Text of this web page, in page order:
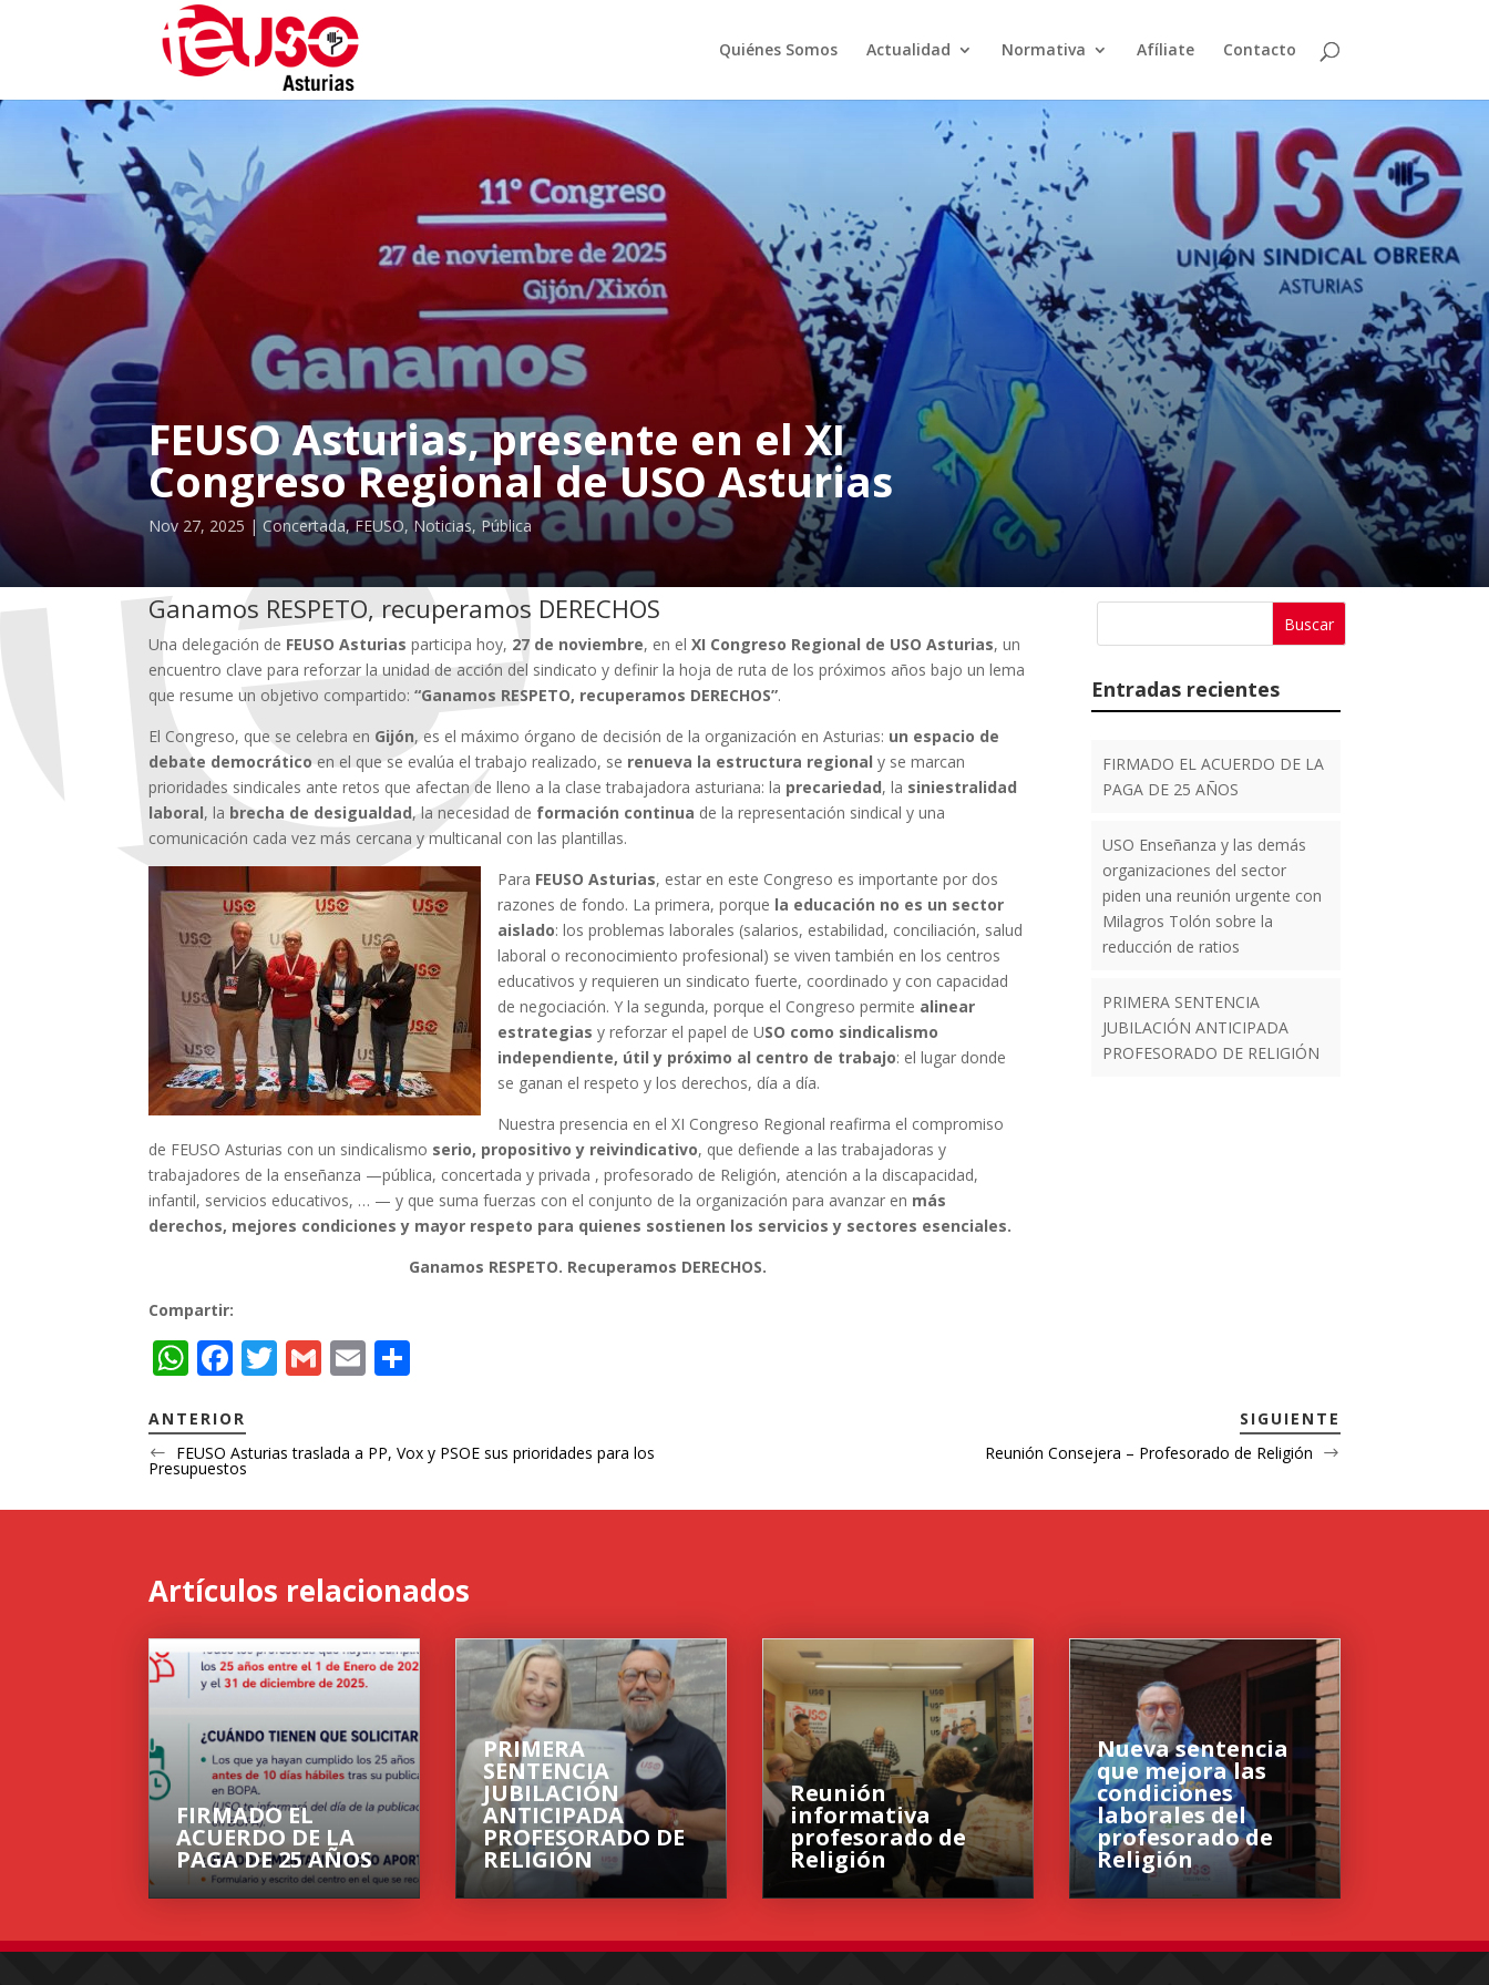
Quiénes Somos Actualidad Normativa Afíliate Contacto
FEUSO Asturias, presente en el XI
Congreso Regional de USO Asturias
Nov 27, 2025 Concertada,FEUSO,Noticias, Pública
Ganamos RESPETO, recuperamos DERECHOS
Una delegación de FEUSO Asturias participa hoy, 27 de noviembre, en elXI Congreso Regional de USO Asturias, un
encuentro clave para reforzar la unidad de acción del sindicato y definir la hoja de ruta de los próximos años bajo un lema
que resume un objetivo compartido:“Ganamos RESPETO, recuperamos DERECHOS”.
El Congreso, que se celebra en Gijón, es el máximo órgano de decisión de la organización en Asturias: un espacio de
debate democrático en el que se evalúa el trabajo realizado, se renueva la estructura regional y se marcan
prioridades sindicales ante retos que afectan de lleno a la clase trabajadora asturiana: la precariedad, la siniestralidad
laboral, la brecha de desigualdad, la necesidad de formación continua de la representación sindical y una
comunicación cada vez más cercana y multicanal con las plantillas.
Para FEUSO Asturias, estar en este Congreso es importante por dos
razones de fondo. La primera, porque la educación no es un sector
aislado: los problemas laborales (salarios, estabilidad, conciliación, salud
laboral o reconocimiento profesional) se viven también en los centros
educativos y requieren un sindicato fuerte, coordinado y con capacidad
de negociación. Y la segunda, porque el Congreso permite alinear
estrategias y reforzar el papel de USO como sindicalismo
independiente, útil y próximo al centro de trabajo: el lugar donde
se ganan el respeto y los derechos, día a día.
Nuestra presencia en el XI Congreso Regional reafirma el compromiso
de FEUSO Asturias con un sindicalismo serio, propositivo y reivindicativo, que defiende a las trabajadoras y
trabajadores de la enseñanza —pública, concertada y privada , profesorado de Religión, atención a la discapacidad,
infantil, servicios educativos, … — y que suma fuerzas con el conjunto de la organización para avanzar en más
derechos, mejores condiciones y mayor respeto para quienes sostienen los servicios y sectores esenciales.
Ganamos RESPETO. Recuperamos DERECHOS.
Compartir:
W
at
s
A
p
F
e
b
o
k
T
er
G
l
E
l p
ar
Entradas recientes
FIRMADO EL ACUERDO DE LA
PAGA DE 25 AÑOS
USO Enseñanza y las demás
organizaciones del sector
piden una reunión urgente con
Milagros Tolón sobre la
reducción de ratios
PRIMERA SENTENCIA
JUBILACIÓN ANTICIPADA
PROFESORADO DE RELIGIÓN
ANTERIOR
FEUSO Asturias traslada a PP, Vox y PSOE sus prioridades para los
Presupuestos
SIGUIENTE
Reunión Consejera – Profesorado de Religión
Artículos relacionados
FIRMADO EL
ACUERDO DE LA
PAGA DE 25 AÑOS
PRIMERA
SENTENCIA
JUBILACIÓN
ANTICIPADA
PROFESORADO DE
RELIGIÓN
Reunión
informativa
profesorado de
Religión
Nueva sentencia
que mejora las
condiciones
laborales del
profesorado de
Religión